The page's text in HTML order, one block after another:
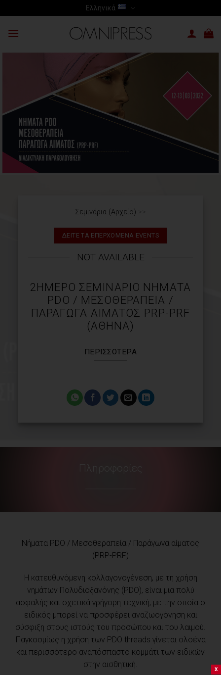
to
content
Ελληνικά
Σεμινάρια (Αρχείο) >>
ΔΕΙΤΕ ΤΑ ΕΠΕΡΧΟΜΕΝΑ EVENTS
NOT AVAILABLE
2ΉΜΕΡΟ ΣΕΜΙΝΆΡΙΟ ΝΉΜΑΤΑ
PDO / ΜΕΣΟΘΕΡΑΠΕΊΑ /
ΠΑΡΆΓΩΓΑ ΑΊΜΑΤΟΣ PRP-PRF
(ΑΘΉΝΑ)
ΠΕΡΙΣΣΌΤΕΡΑ
Νήματα PDO / Μεσοθεραπεία / Παράγωγα αίματος
(PRP-PRF)
Η κατευθυνόμενη κολλαγονογένεση, με τη χρήση
νημάτων Πολυδιοξανόνης (PDO), είναι μια πολύ
ασφαλής και σχετικά γρήγορη τεχνική, με την οποία ο
ειδικός μπορεί να προσφέρει αναζωογόνηση και
σύσφιξη στους ιστούς του προσώπου και του λαιμού.
Παγκοσμίως η χρήση των PDO threads γίνεται ολοένα
και περισσότερο αναπόσπαστο κομμάτι των ειδικών
στην αισθητική.
x